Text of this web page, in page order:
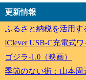
更新情報
ふるさと納税を活用す
iClever USB-C充電式
ゴジラ-1.0（映画）
季節のない街：山本周